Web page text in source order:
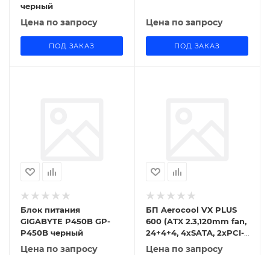
черный
Цена по запросу
ПОД ЗАКАЗ
Цена по запросу
ПОД ЗАКАЗ
Блок питания
GIGABYTE P450B GP-
P450B черный
Цена по запросу
БП Aerocool VX PLUS
600 (ATX 2.3,120mm fan,
24+4+4, 4xSATA, 2xPCI-
E(6+2)) [VX PLUS 600]
Цена по запросу